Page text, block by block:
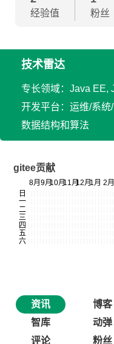
经验值 粉丝
技术雷达
专长领域：Java EE,
开发平台：运维/系
数据结构和算法
gitee贡献
资讯 博客
智库
动弹
评论
粉丝